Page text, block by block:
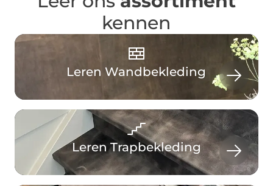
kennen
Leren Wandbekleding
Leren Trapbekleding